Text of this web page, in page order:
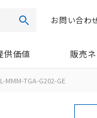
検索お問い合わ
供価値 販売
MMM-TGA-G202-GE